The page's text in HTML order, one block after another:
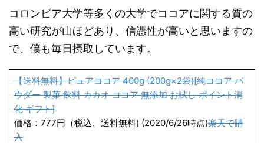
コロンビア大学等多くの大学でココアに関する質の
高い研究が山ほどあり、信憑性が高いと思いますの
で、僕も毎日摂取しています。
【送料無料】ピュアココア 400g (200g×2袋)[純ココア パ
ウダー 製菓 飲料 カカオ ココア 無添加 お試し ポイント消
化 ギフト]
価格：777円（税込、送料無料) (2020/6/26時点)楽天で購
入